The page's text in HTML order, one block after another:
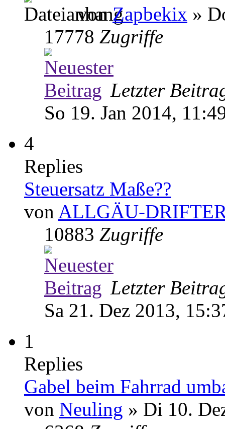
vonZapbekix »
17778 Zugriffe
Letzter
So 19. Jan 2014,
4
Replies
Steuersatz Maße??
von ALLGÄU-
10883 Zugriffe
Letzter
Sa 21. Dez 2013,
1
Replies
Gabel beim Fahrrad
von Neuling » Di 10.